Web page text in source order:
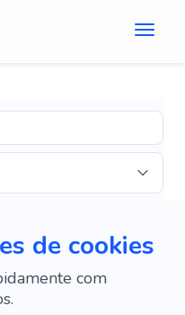
de cookies
com